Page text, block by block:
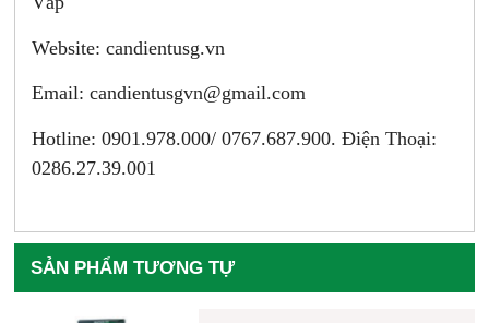
Website: candientusg.vn
Email:candientusgvn@gmail.com
Hotline: 0901.978.000/ 0767.687.900. Điện Thoại:
0286.27.39.001
SẢN PHẨM TƯƠNG TỰ